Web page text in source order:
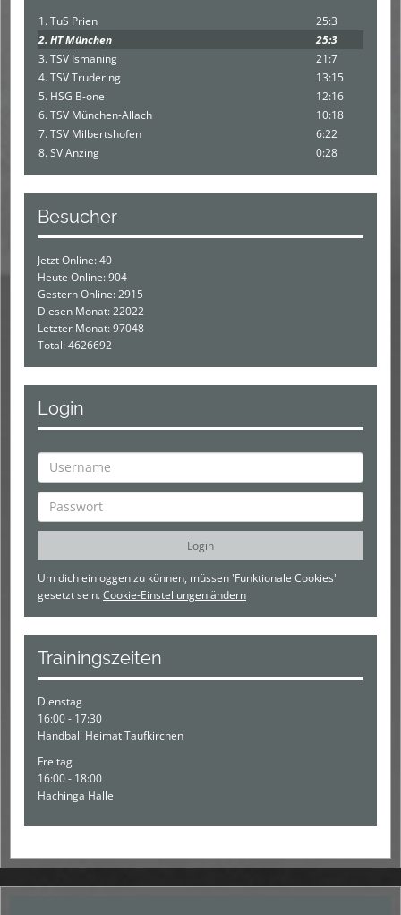
1. TuS Prien
25:3
2. HT München
25:3
3. TSV Ismaning
21:7
4. TSV Trudering
13:15
5. HSG B-one
12:16
6. TSV München-Allach
10:18
7. TSV Milbertshofen
6:22
8. SV Anzing
0:28
Besucher
Jetzt Online: 40
Heute Online: 904
Gestern Online: 2915
Diesen Monat: 22022
Letzter Monat: 97048
Total: 4626692
Login
Um dich einloggen zu können, müssen 'Funktionale Cookies'
gesetzt sein.Cookie-Einstellungen ändern
Trainingszeiten
Dienstag
16:00 - 17:30
Handball Heimat Taufkirchen
Freitag
16:00 - 18:00
Hachinga Halle